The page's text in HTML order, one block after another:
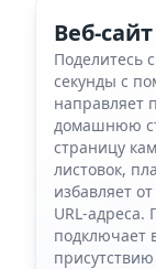
Веб-сайт
Поделитесь
секунды с
направляет
домашнюю
страницу
листовок,
избавляет
URL-адреса.
подключает